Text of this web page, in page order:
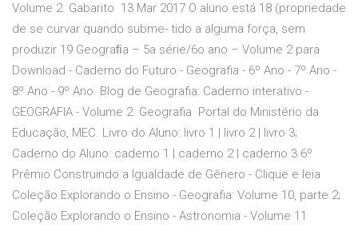
Volume 2. Gabarito 13 Mar 2017 O aluno está 18 (propriedade
de se curvar quando subme- tido a alguma força, sem
produzir 19 Geograﬁa – 5a série/6o ano – Volume 2 para
Download - Caderno do Futuro - Geografia - 6º Ano - 7º Ano -
8º Ano - 9º Ano. Blog de Geografia: Caderno interativo -
GEOGRAFIA - Volume 2. Geografia Portal do Ministério da
Educação, MEC. Livro do Aluno: livro 1 | livro 2 | livro 3;
Caderno do Aluno: caderno 1 | caderno 2 | caderno 3 6º
Prêmio Construindo a Igualdade de Gênero - Clique e leia
Coleção Explorando o Ensino - Geografia: Volume 10, parte 2;
Coleção Explorando o Ensino - Astronomia - Volume 11